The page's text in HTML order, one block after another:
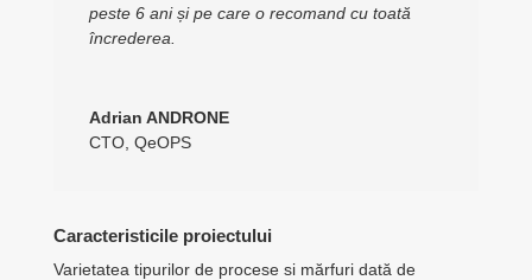
peste 6 ani și pe care o recomand cu toată
încrederea.
Adrian ANDRONE
CTO, QeOPS
Caracteristicile proiectului
Varietatea tipurilor de procese si mărfuri dată de